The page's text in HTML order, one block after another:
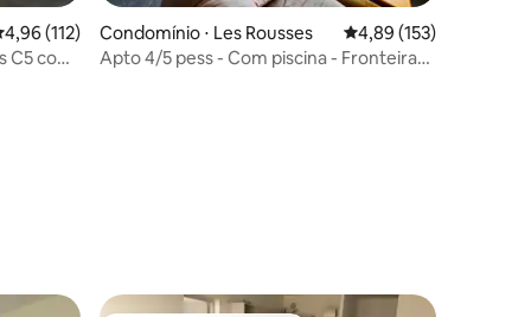
de uma avaliação média de 5, 112 avaliações
4,96 (112)
C5 com
Condomínio ⋅ Les Rousses 4,89 de uma avaliação
4,89 (153)
Apto 4/5 pess - Com piscina - Fronteira